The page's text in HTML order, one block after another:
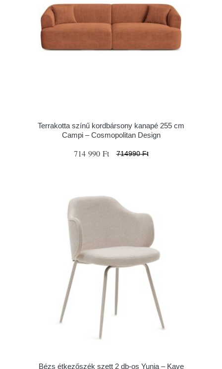
Terrakotta színű kordbársony kanapé 255 cm
Campi – Cosmopolitan Design
714 990 Ft 714990 Ft
Bézs étkezőszék szett 2 db-os Yunia – Kave